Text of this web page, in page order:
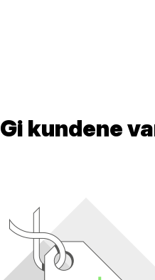
Gi kundene